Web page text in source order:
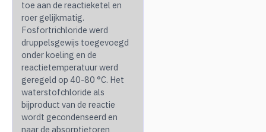
toe aan de reactieketel en
roer gelijkmatig.
Fosfortrichloride werd
druppelsgewijs toegevoegd
onder koeling en de
reactietemperatuur werd
geregeld op 40-80 °C. Het
waterstofchloride als
bijproduct van de reactie
wordt gecondenseerd en
naar de absorptietoren